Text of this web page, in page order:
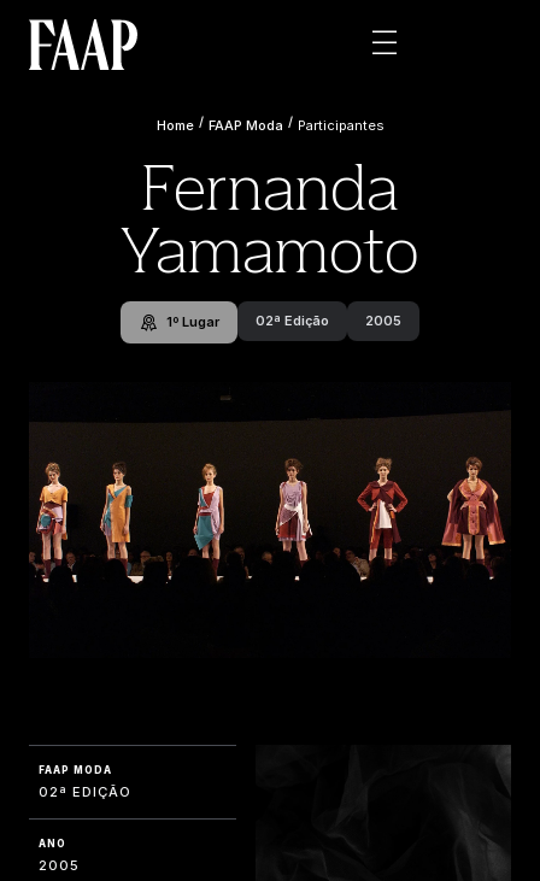
Home / FAAP Moda / Participantes
Fernanda
Yamamoto
1º Lugar 02ª Edição 2005
FAAP MODA
02ª EDIÇÃO
ANO
2005